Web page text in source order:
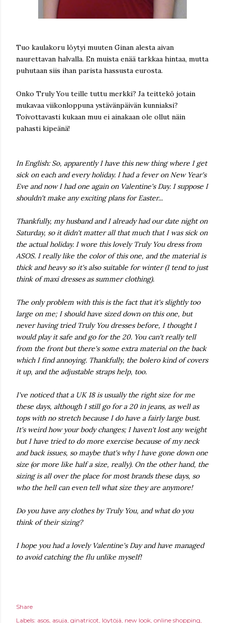
Tuo kaulakoru löytyi muuten Ginan alesta aivan
naurettavan halvalla. En muista enää tarkkaa hintaa, mutta
puhutaan siis ihan parista hassusta eurosta.
Onko Truly You teille tuttu merkki? Ja teittekö jotain
mukavaa viikonloppuna ystävänpäivän kunniaksi?
Toivottavasti kukaan muu ei ainakaan ole ollut näin
pahasti kipeänä!
In English: So, apparently I have this new thing where I get
sick on each and every holiday. I had a fever on New Year's
Eve and now I had one again on Valentine's Day. I suppose I
shouldn't make any exciting plans for Easter...
Thankfully, my husband and I already had our date night on
Saturday, so it didn't matter all that much that I was sick on
the actual holiday. I wore this lovely Truly You dress from
ASOS. I really like the color of this one, and the material is
thick and heavy so it's also suitable for winter (I tend to just
think of maxi dresses as summer clothing).
The only problem with this is the fact that it's slightly too
large on me; I should have sized down on this one, but
never having tried Truly You dresses before, I thought I
would play it safe and go for the 20. You can't really tell
from the front but there's some extra material on the back
which I find annoying. Thankfully, the bolero kind of covers
it up, and the adjustable straps help, too.
I've noticed that a UK 18 is usually the right size for me
these days, although I still go for a 20 in jeans, as well as
tops with no stretch because I do have a fairly large bust.
It's weird how your body changes; I haven't lost any weight
but I have tried to do more exercise because of my neck
and back issues, so maybe that's why I have gone down one
size (or more like half a size, really). On the other hand, the
sizing is all over the place for most brands these days, so
who the hell can even tell what size they are anymore!
Do you have any clothes by Truly You, and what do you
think of their sizing?
I hope you had a lovely Valentine's Day and have managed
to avoid catching the flu unlike myself!
Share
Labels: asos asuja ginatricot löytöjä new look online shopping